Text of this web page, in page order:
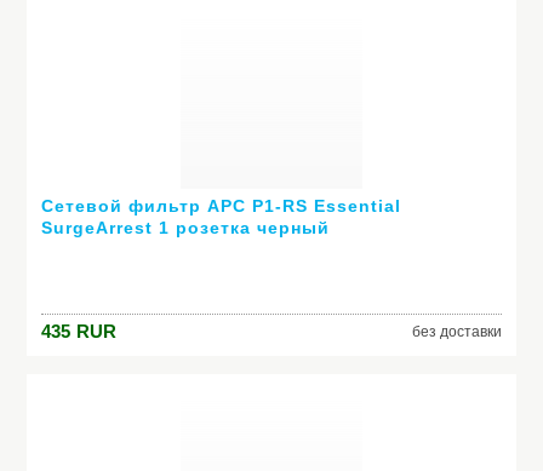
Сетевой фильтр APC P1-RS Essential
SurgeArrest 1 розетка черный
435 RUR без доставки